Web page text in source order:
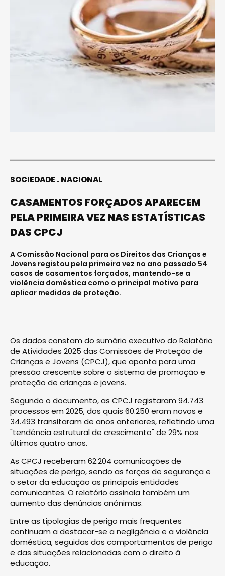
SOCIEDADE NACIONAL
CASAMENTOS FORÇADOS APARECEM
PELA PRIMEIRA VEZ NAS ESTATÍSTICAS
DAS CPCJ
A Comissão Nacional para os Direitos das Crianças e
Jovens registou pela primeira vez no ano passado 54
casos de casamentos forçados, mantendo-se a
violência doméstica como o principal motivo para
aplicar medidas de proteção.
Os dados constam do sumário executivo do Relatório
de Atividades 2025 das Comissões de Proteção de
Crianças e Jovens (CPCJ), que aponta para uma
pressão crescente sobre o sistema de promoção e
proteção de crianças e jovens.
Segundo o documento, as CPCJ registaram 94.743
processos em 2025, dos quais 60.250 eram novos e
34.493 transitaram de anos anteriores, refletindo uma
"tendência estrutural de crescimento" de 29% nos
últimos quatro anos.
As CPCJ receberam 62.204 comunicações de
situações de perigo, sendo as forças de segurança e
o setor da educação as principais entidades
comunicantes. O relatório assinala também um
aumento das denúncias anónimas.
Entre as tipologias de perigo mais frequentes
continuam a destacar-se a negligência e a violência
doméstica, seguidas dos comportamentos de perigo
e das situações relacionadas com o direito à
educação.